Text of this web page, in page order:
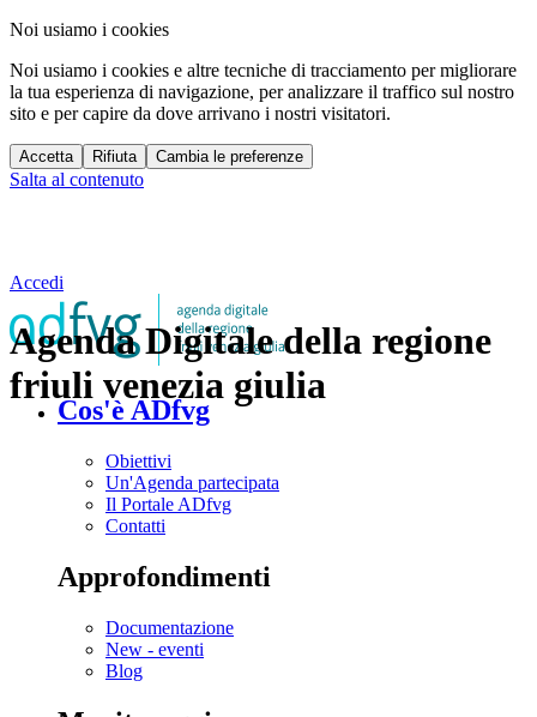
Noi usiamo i cookies
Noi usiamo i cookies e altre tecniche di tracciamento per migliorare
la tua esperienza di navigazione, per analizzare il traffico sul nostro
sito e per capire da dove arrivano i nostri visitatori.
Accetta Rifiuta Cambia le preferenze
Salta al contenuto
Accedi
Agenda Digitale della regione
friuli venezia giulia
Cos'è ADfvg
Obiettivi
Un'Agenda partecipata
Il Portale ADfvg
Contatti
Approfondimenti
Documentazione
New - eventi
Blog